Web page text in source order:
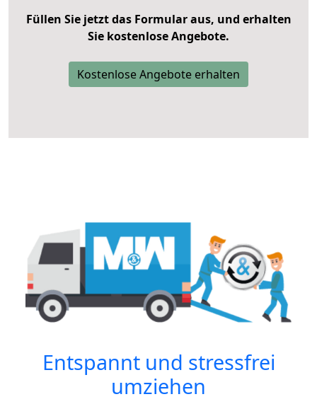
Füllen Sie jetzt das Formular aus, und erhalten
Sie kostenlose Angebote.
Kostenlose Angebote erhalten
Entspannt und stressfrei
umziehen